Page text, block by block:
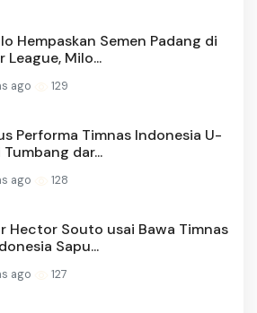
Hempaskan Semen Padang di
League, Milo...
ago 129
Performa Timnas Indonesia U-
Tumbang dar...
ago 128
Hector Souto usai Bawa Timnas
Sapu...
ago 127